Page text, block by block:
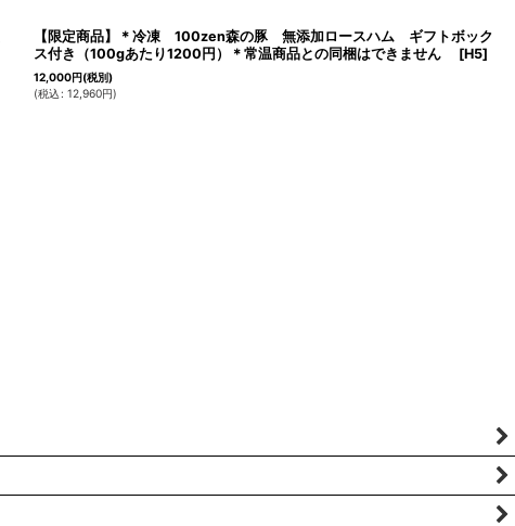
【限定商品】＊冷凍 100zen森の豚 無添加ロースハム ギフトボック
ス付き（100gあたり1200円）＊常温商品との同梱はできません
[H5]
12,000円(税別)
(税込: 12,960円)